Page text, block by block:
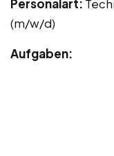
Personalart:
(m/w/d)
Aufgaben: